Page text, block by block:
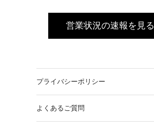
営業状況の速報を見る
プライバシーポリシー
よくあるご質問